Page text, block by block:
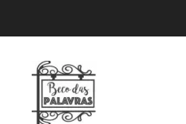
Beco das